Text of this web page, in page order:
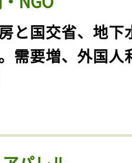
と国交省、地下
需要増、外国人